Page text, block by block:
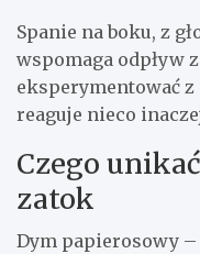
Spanie na boku, z
wspomaga odpływ
eksperymentować
reaguje nieco
Czego
zatok
Dym papierosowy